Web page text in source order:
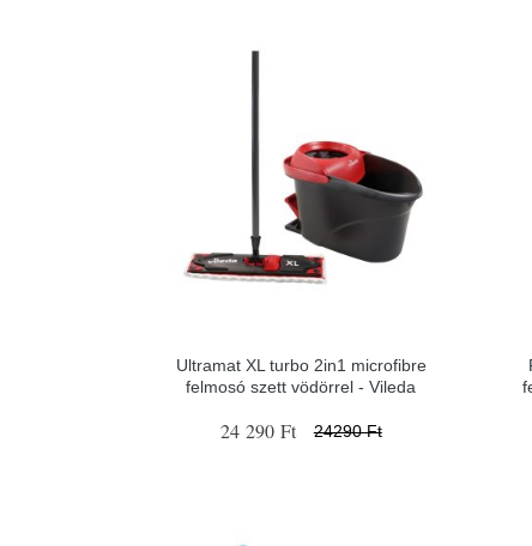
Ultramat XL turbo 2in1 microfibre
felmosó szett vödörrel - Vileda
24 290 Ft 24290 Ft